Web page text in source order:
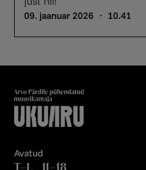
09. jaanuar 2026 ・ 10.41
Avatud
T–L 11–18